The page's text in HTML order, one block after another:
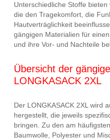
Unterschiedliche Stoffe
die den Tragekomfort, die
Hautverträglichkeit
gängigen Materialien für
und ihre Vor- und Nachteile
Übersicht der
LONGKASACK 2XL
Der LONGKASACK 2XL wird
hergestellt, die jeweils
bringen. Zu den am
Baumwolle, Polyester und